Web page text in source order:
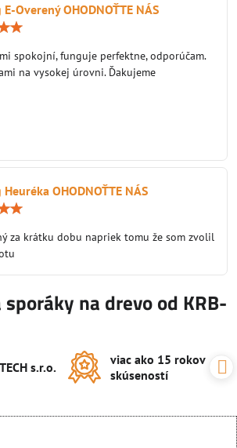
Overený OHODNOŤTE NÁS
5
spokojní, funguje perfektne, odporúčam.
na vysokej úrovni. Ďakujeme
OHODNOŤTE NÁS
5
za krátku dobu napriek tomu že som zvolil
na drevo od KRB-
s​.r​.o​.
viac ako 15 rokov
skúseností